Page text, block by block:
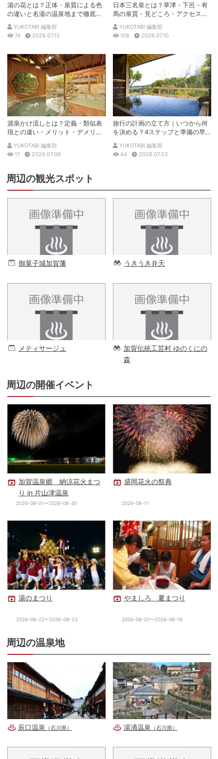
湯の花とは？正体・泉質による色
の違いと名湯の温泉地まで徹底解
説
YUKOTABI 編集部
74
2026.07.15
日本三名泉とは？草津・下呂・有
馬の泉質・見どころ・アクセスを
徹底解説
YUKOTABI 編集部
108
2026.07.10
源泉かけ流しとは？定義・類似表
現との違い・メリット・デメリッ
トを解説
YUKOTABI 編集部
17
2026.07.09
旅行の計画の立て方｜いつから何
を決める？4ステップと準備の早
見表
YUKOTABI 編集部
44
2026.07.03
周辺の観光スポット
御菓子城加賀藩 うきうき弁天
メティサージュ
加賀伝統工芸村 ゆのくにの
森
周辺の開催イベント
加賀温泉郷 納涼花火まつ
り in 片山津温泉
2026-08-01〜2026-08-30
盛岡花火の祭典
2026-08-11
湯のまつり
2026-08-22〜2026-08-23
やましろ 夏まつり
2026-08-07〜2026-08-16
周辺の温泉地
辰口温泉 （石川県） 湯涌温泉 （石川県）